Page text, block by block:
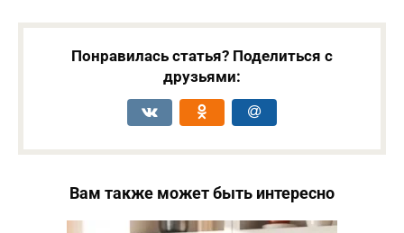
Понравилась статья? Поделиться с
друзьями:
Вам также может быть интересно